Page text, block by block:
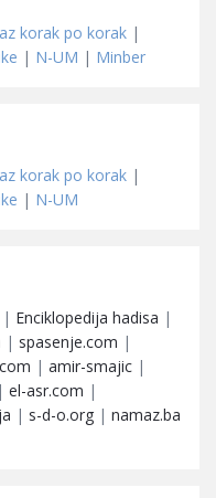
korak po korak |
| N-UM | Minber
korak po korak |
| N-UM
| Enciklopedija hadisa |
| spasenje.com |
| amir-smajic |
| el-asr.com |
| s-d-o.org | namaz.ba